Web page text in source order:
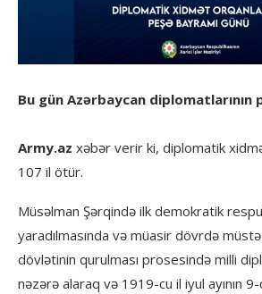
Bu gün Azərbaycan diplomatlarının
Army.az xəbər verir ki, diplomatik
107 il ötür.
Müsəlman Şərqində ilk demokratik
yaradılmasında və müasir dövrdə
dövlətinin qurulması prosesində milli
nəzərə alaraq və 1919-cu il iyul ayının